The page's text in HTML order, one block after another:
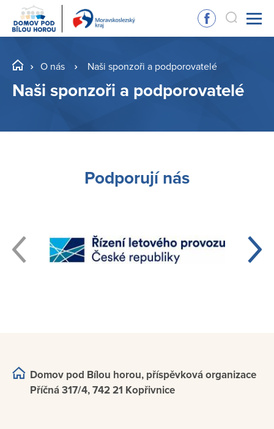
O nás Naši sponzoři a podporovatelé
Naši sponzoři a podporovatelé
Podporují nás
Domov pod Bílou horou, příspěvková organizace
Příčná 317/4, 742 21 Kopřivnice